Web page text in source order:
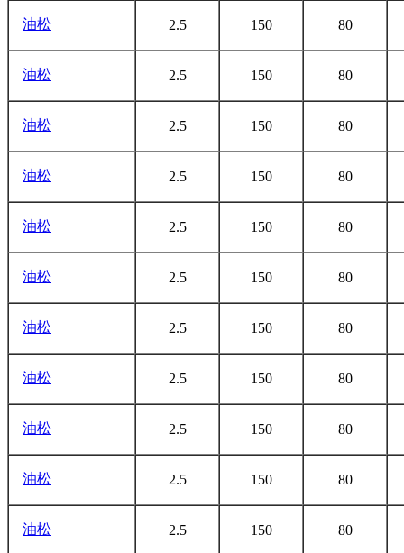
油松 2.5 150 80
油松 2.5 150 80
油松 2.5 150 80
油松 2.5 150 80
油松 2.5 150 80
油松 2.5 150 80
油松 2.5 150 80
油松 2.5 150 80
油松 2.5 150 80
油松 2.5 150 80
油松 2.5 150 80